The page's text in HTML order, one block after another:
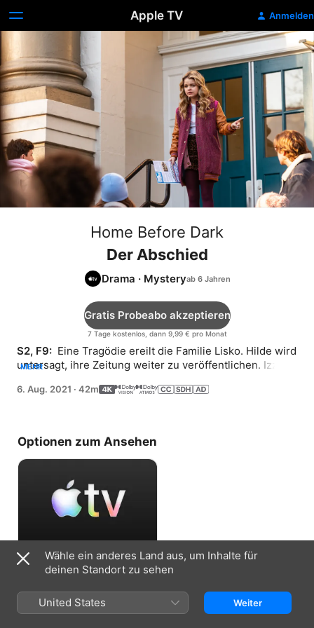
Apple TV Anmelden
Home Before Dark
Der Abschied
Drama · Mystery
7 Tage kostenlos, dann 9,99 € pro Monat
Gratis Probeabo akzeptieren
S2, F9: Eine Tragödie ereilt die Familie Lisko. Hilde wird
untersagt, ihre Zeitung weiter zu veröffentlichen. Izzy
MEHR
6. Aug. 2021 · 42m
Optionen zum Ansehen
Gratis Probeabo akzeptieren
7 Tage kostenlos, dann 9,99 € pro Monat
Wähle ein anderes Land aus, um Inhalte für
deinen Standort zu sehen
United States Weiter